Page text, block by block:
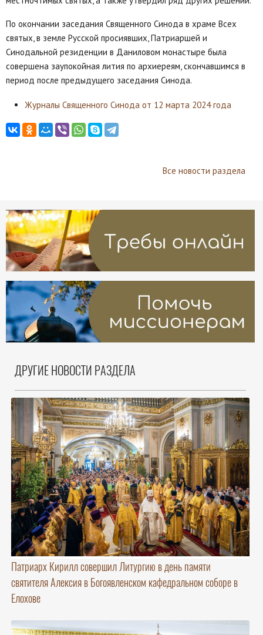
По окончании заседания Священного Синода в храме Всех
святых, в земле Русской просиявших, Патриаршей и
Синодальной резиденции в Даниловом монастыре была
совершена заупокойная лития по архиереям, скончавшимся в
период после предыдущего заседания Синода.
Журналы Священного Синода от 12 марта 2024 года
Все новости раздела
ДРУГИЕ НОВОСТИ РАЗДЕЛА
Патриарх Кирилл совершил Литургию в день памяти
святителя Алексия в Богоявленском кафедральном соборе в
Елохове